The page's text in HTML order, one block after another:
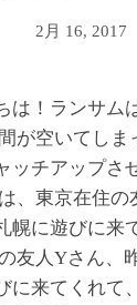
2月 16, 2017
は！ランサム
が空いてしま
ッチアップさ
、東京在住の
幌に遊びに来
友人Yさん、
に来てくれて